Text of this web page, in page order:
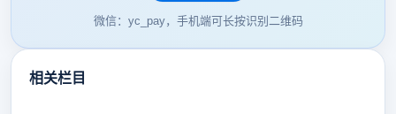
微信：yc_pay，手机端可长按识别二维码
相关栏目